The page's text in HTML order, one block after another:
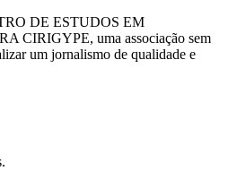
DE ESTUDOS EM
CIRIGYPE, uma associação sem
um jornalismo de qualidade e